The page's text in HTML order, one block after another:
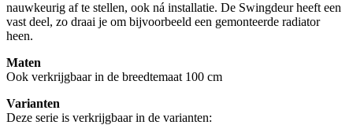
nauwkeurig af te stellen, ook ná installatie. De Swingdeur heeft een
vast deel, zo draai je om bijvoorbeeld een gemonteerde radiator
heen.
Maten
Ook verkrijgbaar in de breedtemaat 100 cm
Varianten
Deze serie is verkrijgbaar in de varianten: